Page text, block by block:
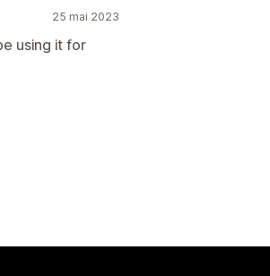
25 mai 2023
using it for